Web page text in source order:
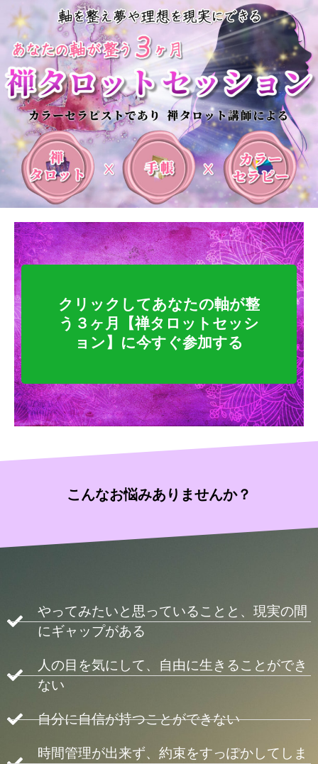
クリックしてあなたの軸が整
う３ヶ月【禅タロットセッシ
ョン】に今すぐ参加する
こんなお悩みありませんか？
やってみたいと思っていることと、現実の間
にギャップがある
人の目を気にして、自由に生きることができ
ない
自分に自信が持つことができない
時間管理が出来ず、約束をすっぽかしてしま